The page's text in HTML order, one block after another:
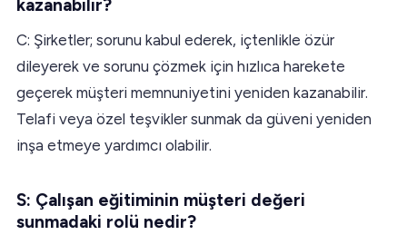
kazanabilir?
C: Şirketler; sorunu kabul ederek, içtenlikle özür
dileyerek ve sorunu çözmek için hızlıca harekete
geçerek müşteri memnuniyetini yeniden kazanabilir.
Telafi veya özel teşvikler sunmak da güveni yeniden
inşa etmeye yardımcı olabilir.
S: Çalışan eğitiminin müşteri değeri
sunmadaki rolü nedir?